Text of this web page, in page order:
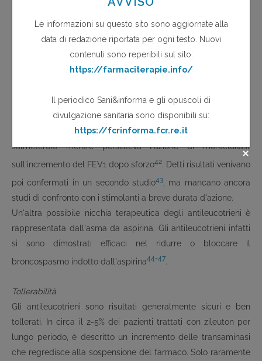
Alcuni studi clinici hanno infatti confrontato l'efficacia di
salmeterolo e montelukast nel prevenire il broncospasmo
indotto dallo sforzo. Nel primo studio pubblicato, 200 pazienti
sono stati assegnati ai trattamento con montelukast (10
giorno) per 8 settimane. Al terzo giorno di trattamento
entrambi i farmaci sono risultati di pari efficacia, ma dopo 4 e
8 settimane si osservava una diminuzione dell'effetto del
salmeterolo mentre persisteva l'azione di montelukast
sull'incremento del FEV1 dopo sforzo42. Detti risultati venivano
poi confermati in un secondo studio43, ma mancano ancora
studi di confronto con i stimolanti a breve durata d'azione.
Un'altra possibile nicchia terapeutica degli antileucotrieni è
rappresentata dall'asma da aspirina. Gli antileucotrieni infatti
si sono dimostrati efficaci nel ridurre o bloccare il
broncospasmo indotto dall'aspirina44-47.
Tollerabilità
Gli antileucotrieni sono risultati generalmente sicuri e ben
tollerati. In circa il 2-5% dei pazienti trattati con zileuton per
lungo periodo, è descritto un incremento delle transaminasi
che regredisce alla sospensione del farmaco. Solo raramente